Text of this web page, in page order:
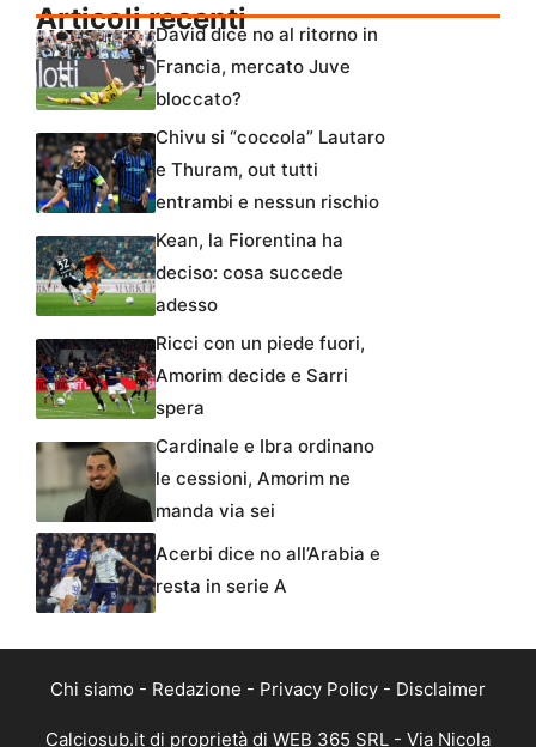
Articoli recentiDavid dice no al ritorno in
Francia, mercato Juve
bloccato?
Chivu si “coccola” Lautaro
e Thuram, out tutti
entrambi e nessun rischio
Kean, la Fiorentina ha
deciso: cosa succede
adesso
Ricci con un piede fuori,
Amorim decide e Sarri
spera
Cardinale e Ibra ordinano
le cessioni, Amorim ne
manda via sei
Acerbi dice no all’Arabia e
resta in serie A
Chi siamo - Redazione - Privacy Policy - Disclaimer
Calciosub.it di proprietà di WEB 365 SRL - Via Nicola